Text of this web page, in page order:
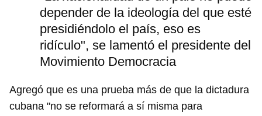
depender de la ideología del que esté
presidiéndolo el país, eso es
ridículo", se lamentó el presidente del
Movimiento Democracia
Agregó que es una prueba más de que la dictadura
cubana "no se reformará a sí misma para